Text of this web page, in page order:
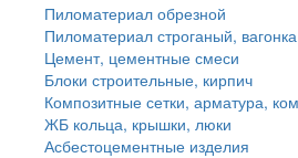
Пиломатериал обрезной
Пиломатериал строганый,
Цемент, цементные смеси
Блоки строительные, кирпич
Композитные сетки, арматура,
ЖБ кольца, крышки, люки
Асбестоцементные изделия